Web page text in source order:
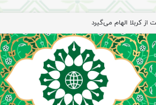
کربلا الهام می‌گیرد